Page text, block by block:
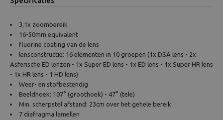
3,1x zoombereik
16-50mm equivalent
fluorine coating van de lens
lensconstructie: 16 elementen in 10 groepen (1x DSA lens - 2x
Asferische ED lenzen - 1x Super ED lens - 1x ED lens - 1x Super HR lens
- 1x HR lens - 1 HD lens)
Weer- en stofbestendig
Beeldhoek: 107° (groothoek) - 47° (tele)
Min. scherpstel afstand: 23cm over het gehele bereik
7 diafragma lamellen